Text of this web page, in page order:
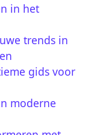
in het
trends in
gids voor
moderne